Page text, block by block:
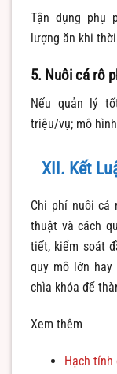
Tận dụng phụ
lượng ăn khi
5. Nuôi cá rô
Nếu quản lý
triệu/vụ; mô
XII. Kết
Chi phí nuôi cá
thuật và cách
tiết, kiểm soát
quy mô lớn
chìa khóa để
Xem thêm
Hạch